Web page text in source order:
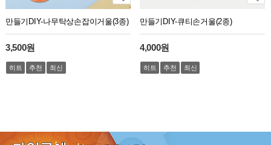
만들기DIY-나무탁상손잡이거울(3종)
3,500원
히트 추천 최신
만들기DIY-큐티손거울(2종)
4,000원
히트 추천 최신